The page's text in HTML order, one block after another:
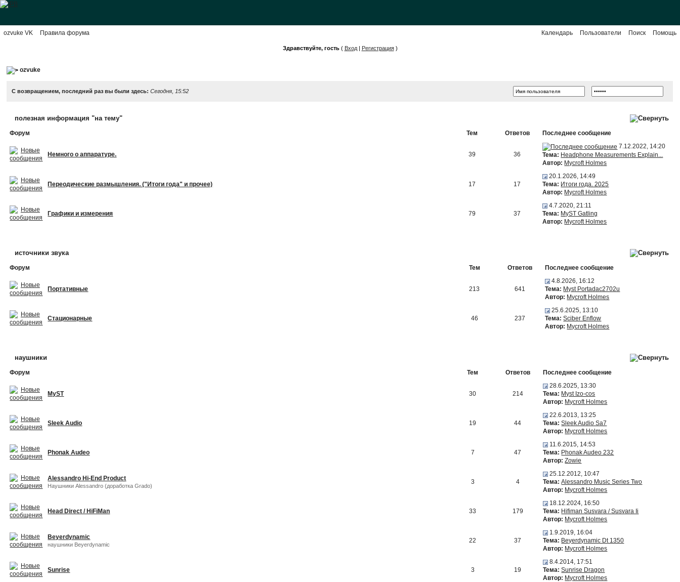
ozvuke VK Правила форума Помощь
Поиск
Пользователи
Календарь
Здравствуйте, гость( Вход| Регистрация)
ozvuke
С возвращением, последний раз вы были здесь:Сегодня, 15:52
полезная информация "на тему"
Форум Тем Ответов Последнее сообщение
Немного о аппаратуре. 39 36
7.12.2022, 14:20
Тема: Headphone Measurements Explain...
Автор: Mycroft Holmes
Переодические размышления. ("Итоги года" и прочее) 17 17
20.1.2026, 14:49
Тема: Итоги года. 2025
Автор: Mycroft Holmes
Графики и измерения 79 37
4.7.2020, 21:11
Тема: MyST Gatling
Автор: Mycroft Holmes
источники звука
Форум Тем Ответов Последнее сообщение
Портативные 213 641
4.8.2026, 16:12
Тема: Myst Portadac2702u
Автор: Mycroft Holmes
Стационарные 46 237
25.6.2025, 13:10
Тема: Sciber Enflow
Автор: Mycroft Holmes
наушники
Форум Тем Ответов Последнее сообщение
MyST 30 214
28.6.2025, 13:30
Тема: Myst Izo-cos
Автор: Mycroft Holmes
Sleek Audio 19 44
22.6.2013, 13:25
Тема: Sleek Audio Sa7
Автор: Mycroft Holmes
Phonak Audeo 7 47
11.6.2015, 14:53
Тема: Phonak Audeo 232
Автор: Zowie
Alessandro Hi-End Product
Наушники Alessandro (доработка Grado)
3 4
25.12.2012, 10:47
Тема: Alessandro Music Series Two
Автор: Mycroft Holmes
Head Direct / HiFiMan 33 179
18.12.2024, 16:50
Тема: Hifiman Susvara / Susvara Ii
Автор: Mycroft Holmes
Beyerdynamic
наушники Beyerdynamic
22 37
1.9.2019, 16:04
Тема: Beyerdynamic Dt 1350
Автор: Mycroft Holmes
Sunrise 3 19
8.4.2014, 17:51
Тема: Sunrise Dragon
Автор: Mycroft Holmes